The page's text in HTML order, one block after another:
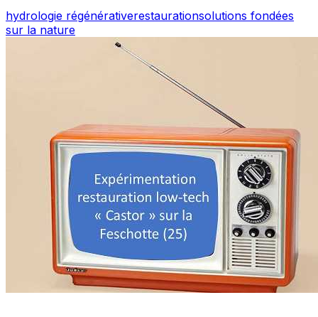
hydrologie régénérativerestaurationsolutions fondées
sur la nature